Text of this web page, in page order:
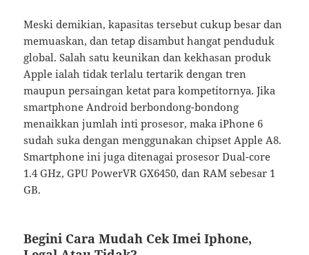
Meski demikian, kapasitas tersebut cukup besar dan
memuaskan, dan tetap disambut hangat penduduk
global. Salah satu keunikan dan kekhasan produk
Apple ialah tidak terlalu tertarik dengan tren
maupun persaingan ketat para kompetitornya. Jika
smartphone Android berbondong-bondong
menaikkan jumlah inti prosesor, maka iPhone 6
sudah suka dengan menggunakan chipset Apple A8.
Smartphone ini juga ditenagai prosesor Dual-core
1.4 GHz, GPU PowerVR GX6450, dan RAM sebesar 1
GB.
Begini Cara Mudah Cek Imei Iphone,